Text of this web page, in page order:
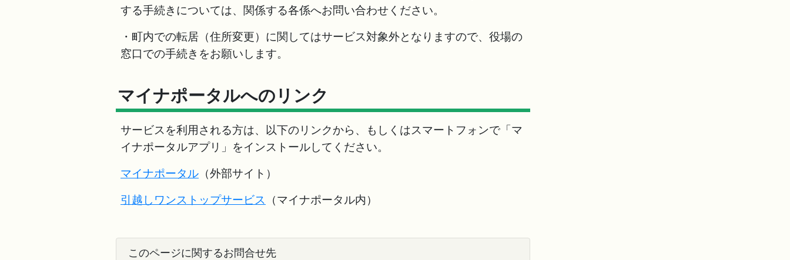
する手続きについては、関係する各係へお問い合わせください。
・町内での転居（住所変更）に関してはサービス対象外となりますので、役場の
窓口での手続きをお願いします。
マイナポータルへのリンク
サービスを利用される方は、以下のリンクから、もしくはスマートフォンで「マ
イナポータルアプリ」をインストールしてください。
マイナポータル （外部サイト）
引越しワンストップサービス （マイナポータル内）
このページに関するお問合せ先